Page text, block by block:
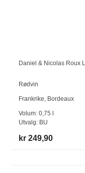
Daniel & Nicolas Roux
Rødvin
Frankrike, Bordeaux
Volum:0,75
Utvalg: BU
kr 249,90